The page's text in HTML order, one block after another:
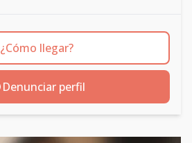
¿Cómo llegar?
Denunciar perfil